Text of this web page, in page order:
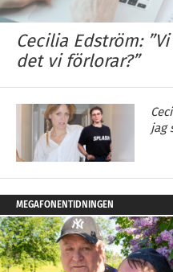
Cecilia Edström:
det vi förlorar?”
jag
MEGAFONENTIDNINGEN